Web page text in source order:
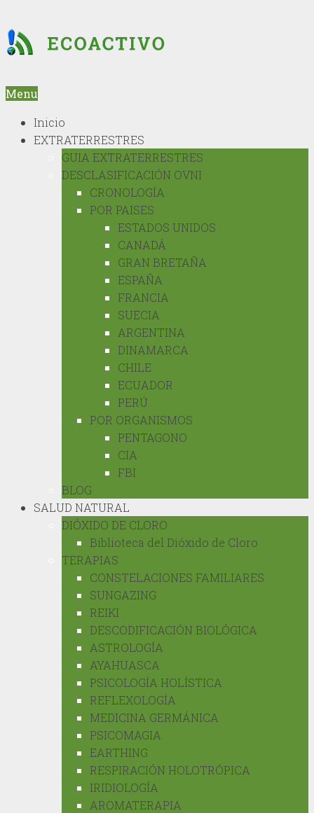
Menu
Inicio
EXTRATERRESTRES
GUIA EXTRATERRESTRES
DESCLASIFICACIÓN OVNI
CRONOLOGÍA
POR PAISES
ESTADOS UNIDOS
CANADÁ
GRAN BRETAÑA
ESPAÑA
FRANCIA
SUECIA
ARGENTINA
DINAMARCA
CHILE
ECUADOR
PERÚ
POR ORGANISMOS
PENTAGONO
CIA
FBI
BLOG
SALUD NATURAL
DIÓXIDO DE CLORO
Biblioteca del Dióxido de Cloro
TERAPIAS
CONSTELACIONES FAMILIARES
SUNGAZING
REIKI
DESCODIFICACIÓN BIOLÓGICA
ASTROLOGÍA
AYAHUASCA
PSICOLOGÍA HOLÍSTICA
REFLEXOLOGÍA
MEDICINA GERMÁNICA
PSICOMAGIA
EARTHING
RESPIRACIÓN HOLOTRÓPICA
IRIDIOLOGÍA
AROMATERAPIA